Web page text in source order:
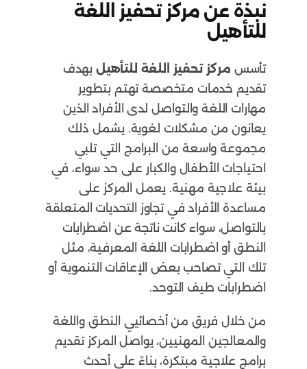
نبذة عن مركز تحفيز اللغة
للتأهيل
تأسس مركز تحفيز اللغة للتأهيل بهدف
تقديم خدمات متخصصة تهتم بتطوير
مهارات اللغة والتواصل لدى الأفراد الذين
يعانون من مشكلات لغوية. يشمل ذلك
مجموعة واسعة من البرامج التي تلبي
احتياجات الأطفال والكبار على حد سواء، في
بيئة علاجية مهنية. يعمل المركز على
مساعدة الأفراد في تجاوز التحديات المتعلقة
بالتواصل، سواء كانت ناتجة عن اضطرابات
النطق أو اضطرابات اللغة المعرفية، مثل
تلك التي تصاحب بعض الإعاقات التنموية أو
اضطرابات طيف التوحد.
من خلال فريق من أخصائيي النطق واللغة
والمعالجين المهنيين، يواصل المركز تقديم
برامج علاجية مبتكرة، بناءً على أحدث